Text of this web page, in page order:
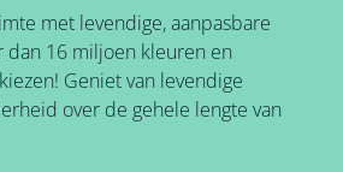
met levendige, aanpasbare
dan 16 miljoen kleuren en
Geniet van levendige
over de gehele lengte van